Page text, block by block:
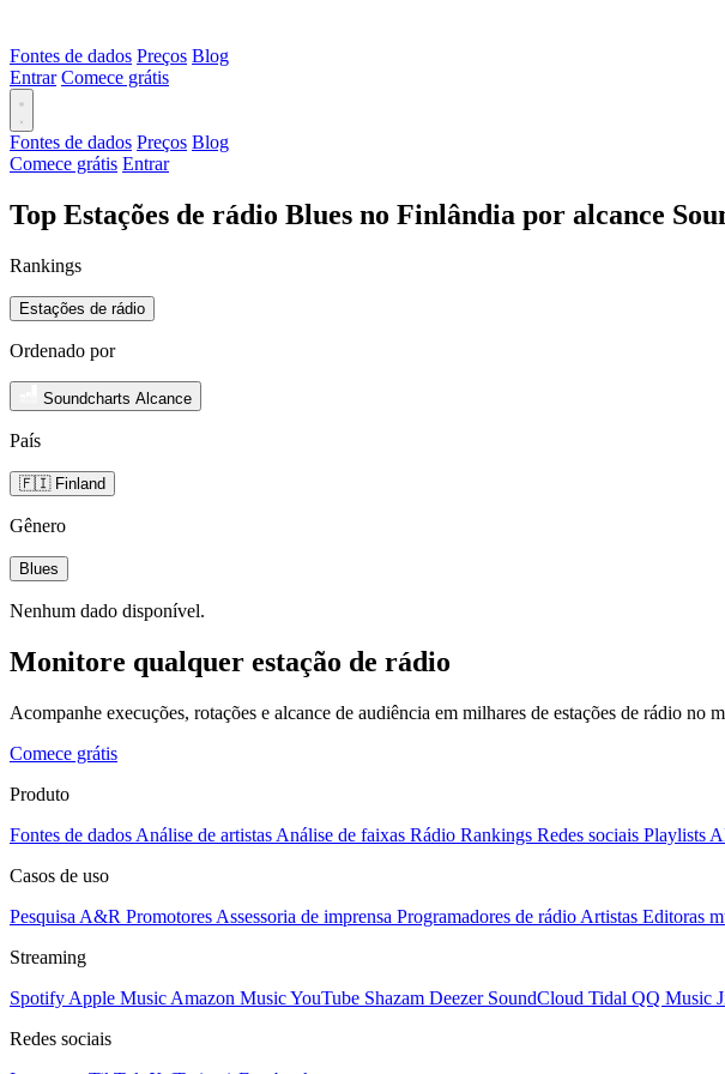
Fontes de dados Preços Blog
Entrar Comece grátis
Fontes de dados Preços Blog
Comece grátis Entrar
Top Estações de rádio Blues no Finlândia por alcance
Rankings
Estações de rádio
Ordenado por
Soundcharts Alcance
País
🇫🇮 Finland
Gênero
Blues
Nenhum dado disponível.
Monitore qualquer estação de rádio
Acompanhe execuções, rotações e alcance de audiência em milhares de estações de rádio no
Comece grátis
Produto
Fontes de dados Análise de artistas Análise de faixas Rádio Rankings Redes sociais Playlists
Casos de uso
Pesquisa A&R Promotores Assessoria de imprensa Programadores de rádio Artistas Editoras
Streaming
Spotify Apple Music Amazon MusicYouTube Shazam Deezer SoundCloud Tidal QQ Music
Redes sociais